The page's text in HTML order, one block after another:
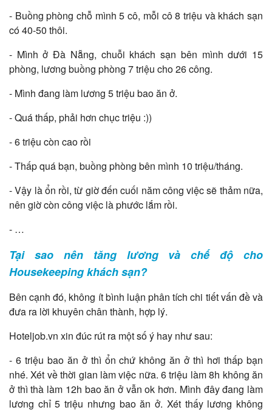
- Buồng phòng chỗ mình 5 cô, mỗi cô 8 triệu và khách sạn
có 40-50 thôi.
- Mình ở Đà Nẵng, chuỗi khách sạn bên mình dưới 15
phòng, lương buồng phòng 7 triệu cho 26 công.
- Mình đang làm lương 5 triệu bao ăn ở.
- Quá thấp, phải hơn chục triệu :))
- 6 triệu còn cao rồi
- Thấp quá bạn, buồng phòng bên mình 10 triệu/tháng.
- Vậy là ổn rồi, từ giờ đến cuối năm công việc sẽ thảm nữa,
nên giờ còn công việc là phước lắm rồi.
- …
Tại sao nên tăng lương và chế độ cho
Housekeeping khách sạn?
Bên cạnh đó, không ít bình luận phân tích chi tiết vấn đề và
đưa ra lời khuyên chân thành, hợp lý.
Hoteljob.vn xin đúc rút ra một số ý hay như sau:
- 6 triệu bao ăn ở thì ổn chứ không ăn ở thì hơi thấp bạn
nhé. Xét về thời gian làm việc nữa. 6 triệu làm 8h không ăn
ở thì thà làm 12h bao ăn ở vẫn ok hơn. Mình đây đang làm
lương chỉ 5 triệu nhưng bao ăn ở. Xét thấy lương không